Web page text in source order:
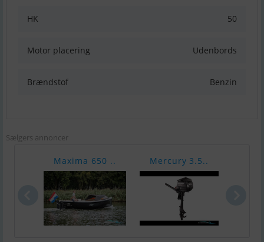
HK 50
Motor placering Udenbords
Brændstof Benzin
Sælgers annoncer
Maxima 650 .. Mercury 3.5..